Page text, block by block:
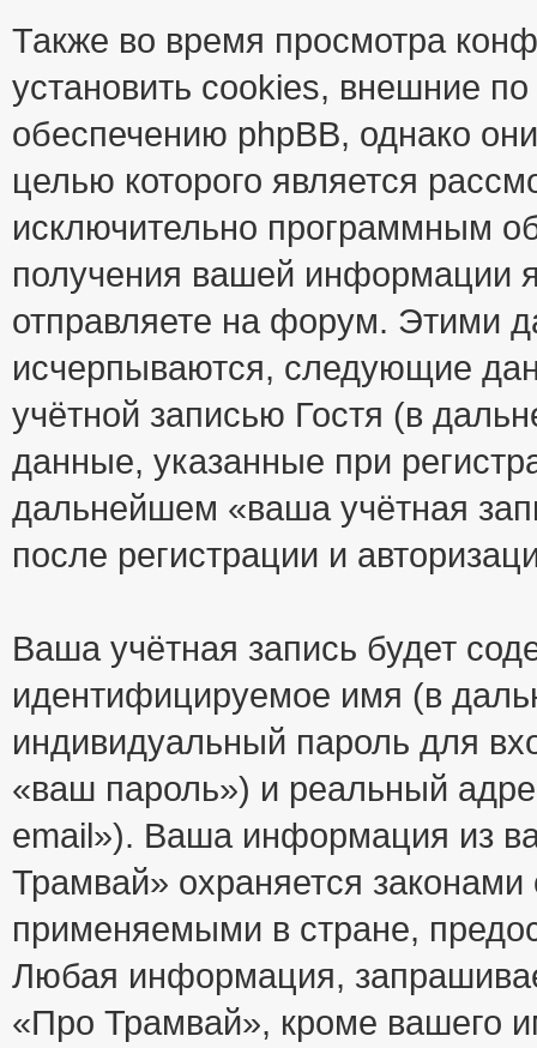
Также во время просмотра
установить cookies, внешние
обеспечению phpBB, однако
целью которого является
исключительно программным
получения вашей информации
отправляете на форум. Этими
исчерпываются, следующие
учётной записью Гостя (в
данные, указанные при
дальнейшем «ваша учётная
после регистрации и
Ваша учётная запись будет
идентифицируемое имя (в
индивидуальный пароль для
«ваш пароль») и реальный
email»). Ваша информация из
Трамвай» охраняется
применяемыми в стране,
Любая информация,
«Про Трамвай», кроме вашего